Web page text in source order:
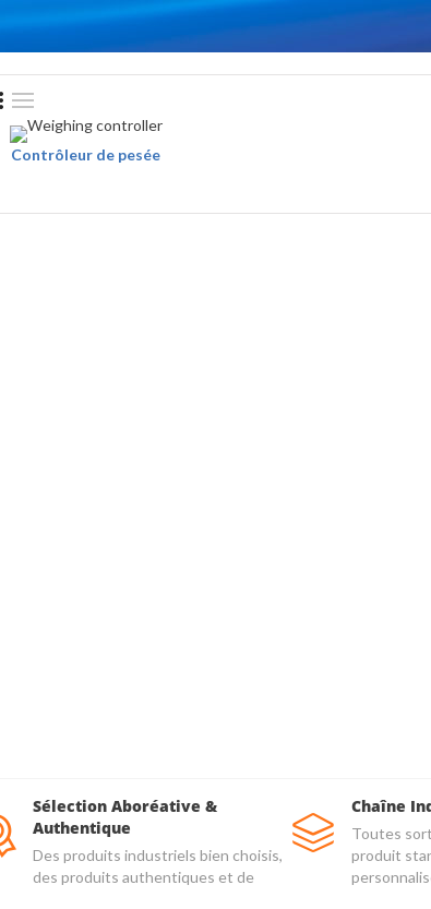
Contrôleur de pesée
Sélection Aboréative &
Authentique
Des produits industriels bien choisis,
des produits authentiques et de
Chaîne
Toutes
produit